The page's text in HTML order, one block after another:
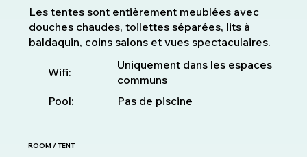
Les tentes sont entièrement meublées avec
douches chaudes, toilettes séparées, lits à
baldaquin, coins salons et vues spectaculaires.
Wifi:
Uniquement dans les espaces
communs
Pool:
Pas de piscine
ROOM / TENT